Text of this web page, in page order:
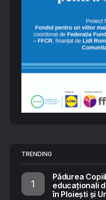
TRENDING
Pădurea
educaționali
în Ploiești și